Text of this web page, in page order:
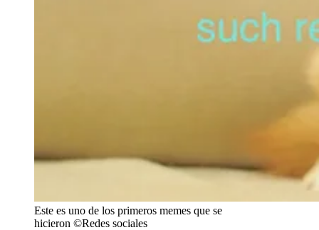
Este es uno de los primeros memes que se
hicieron ©Redes sociales